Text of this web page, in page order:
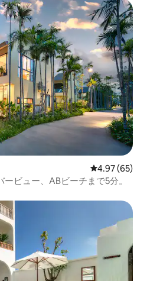
レビュー65
4.97 (65)
ビュー、ABビーチまで5分。